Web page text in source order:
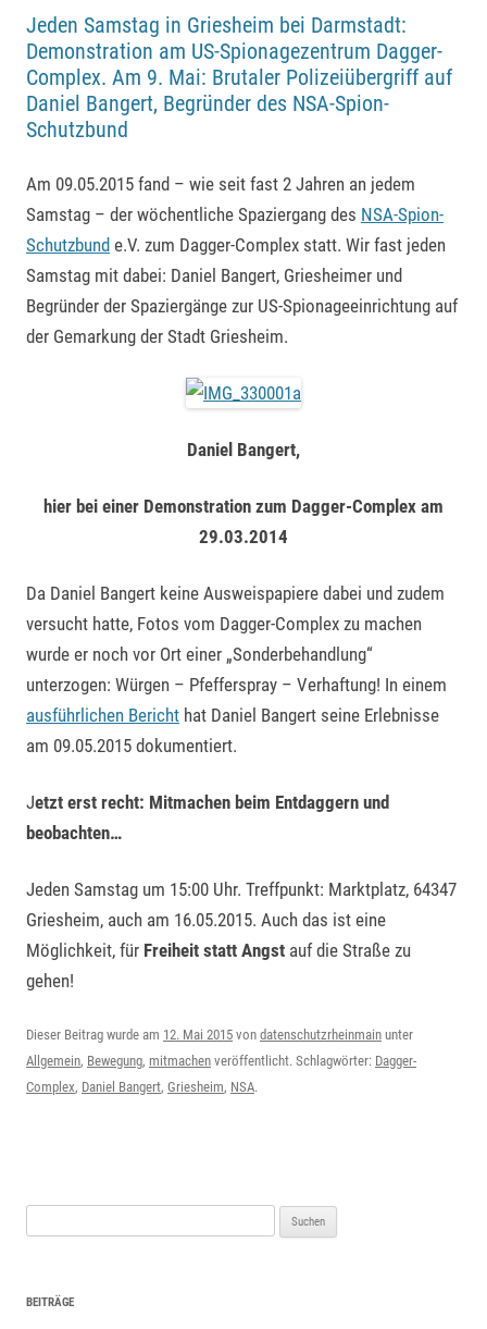
Jeden Samstag in Griesheim bei Darmstadt:
Demonstration am US-Spionagezentrum Dagger-
Complex. Am 9. Mai: Brutaler Polizeiübergriff auf
Daniel Bangert, Begründer des NSA-Spion-
Schutzbund
Am 09.05.2015 fand – wie seit fast 2 Jahren an jedem
Samstag – der wöchentliche Spaziergang des NSA-Spion-
Schutzbund e.V. zum Dagger-Complex statt. Wir fast jeden
Samstag mit dabei: Daniel Bangert, Griesheimer und
Begründer der Spaziergänge zur US-Spionageeinrichtung auf
der Gemarkung der Stadt Griesheim.
Daniel Bangert,
hier bei einer Demonstration zum Dagger-Complex am
29.03.2014
Da Daniel Bangert keine Ausweispapiere dabei und zudem
versucht hatte, Fotos vom Dagger-Complex zu machen
wurde er noch vor Ort einer „Sonderbehandlung“
unterzogen: Würgen – Pfefferspray – Verhaftung! In einem
ausführlichen Bericht hat Daniel Bangert seine Erlebnisse
am 09.05.2015 dokumentiert.
Jetzt erst recht: Mitmachen beim Entdaggern und
beobachten…
Jeden Samstag um 15:00 Uhr. Treffpunkt: Marktplatz, 64347
Griesheim, auch am 16.05.2015. Auch das ist eine
Möglichkeit, für Freiheit statt Angst auf die Straße zu
gehen!
Dieser Beitrag wurde am 12. Mai 2015 von datenschutzrheinmain unter
Allgemein, Bewegung, mitmachen veröffentlicht. Schlagwörter: Dagger-
Complex, Daniel Bangert, Griesheim, NSA.
BEITRÄGE